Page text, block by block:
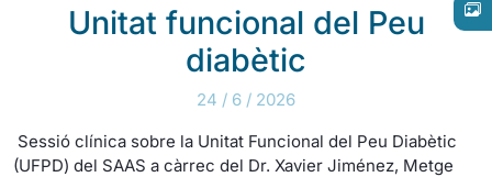
Unitat funcional del Peu
diabètic
24 / 6 / 2026
Sessió clínica sobre la Unitat Funcional del Peu Diabètic
(UFPD) del SAAS a càrrec del Dr. Xavier Jiménez, Metge